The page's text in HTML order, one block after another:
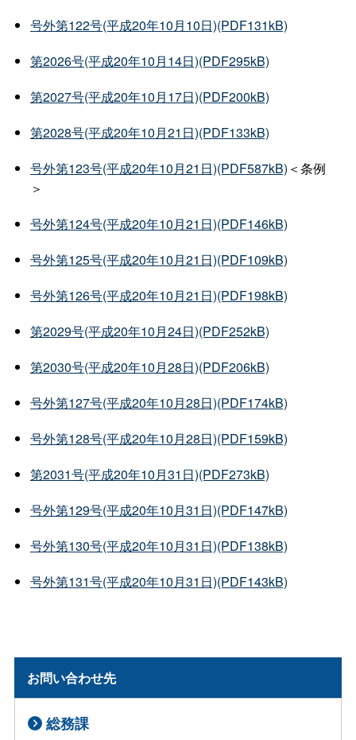
号外第122号(平成20年10月10日)(PDF131kB)
第2026号(平成20年10月14日)(PDF295kB)
第2027号(平成20年10月17日)(PDF200kB)
第2028号(平成20年10月21日)(PDF133kB)
号外第123号(平成20年10月21日)(PDF587kB) ＜条例
＞
号外第124号(平成20年10月21日)(PDF146kB)
号外第125号(平成20年10月21日)(PDF109kB)
号外第126号(平成20年10月21日)(PDF198kB)
第2029号(平成20年10月24日)(PDF252kB)
第2030号(平成20年10月28日)(PDF206kB)
号外第127号(平成20年10月28日)(PDF174kB)
号外第128号(平成20年10月28日)(PDF159kB)
第2031号(平成20年10月31日)(PDF273kB)
号外第129号(平成20年10月31日)(PDF147kB)
号外第130号(平成20年10月31日)(PDF138kB)
号外第131号(平成20年10月31日)(PDF143kB)
お問い合わせ先
総務課